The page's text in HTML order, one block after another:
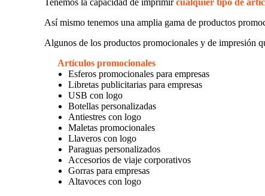
Tenemos la capacidad de imprimircualquier tipo de
Así mismo tenemos una amplia gama de productos
Algunos de los productos promocionales y de impresión
Artículos promocionales
Esferos promocionales para empresas
Libretas publicitarias para empresas
USB con logo
Botellas personalizadas
Antiestres con logo
Maletas promocionales
Llaveros con logo
Paraguas personalizados
Accesorios de viaje corporativos
Gorras para empresas
Altavoces con logo